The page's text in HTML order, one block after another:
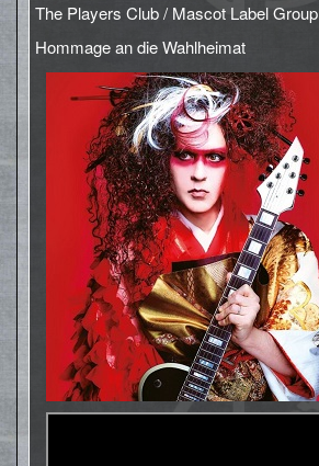
The Players Club / Mascot Label Group
Hommage an die Wahlheimat